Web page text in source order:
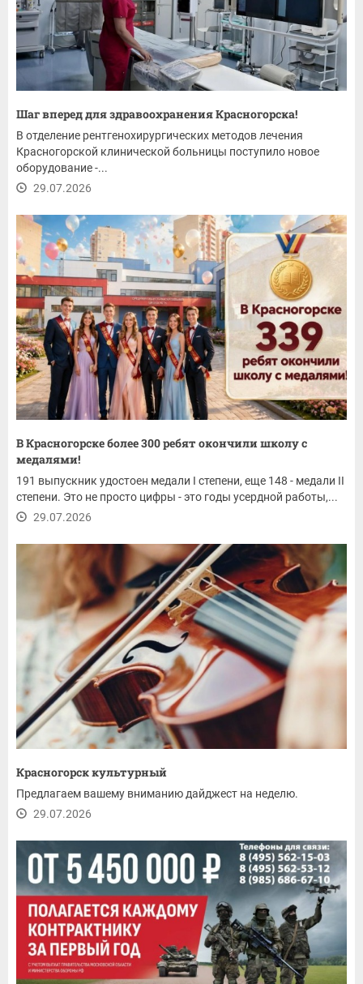
Шаг вперед для здравоохранения Красногорска!
В отделение рентгенохирургических методов лечения
Красногорской клинической больницы поступило новое
оборудование -...
29.07.2026
В Красногорске более 300 ребят окончили школу с
медалями!
191 выпускник удостоен медали I степени, еще 148 - медали II
степени. Это не просто цифры - это годы усердной работы,...
29.07.2026
Красногорск культурный
Предлагаем вашему вниманию дайджест на неделю.
29.07.2026